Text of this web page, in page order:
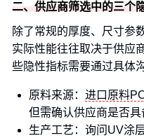
二、供应商筛选中的三个
除了常规的厚度、尺寸参数
实际性能往往取决于供应
些隐性指标需要通过具体
原料来源： 进口原料
但需确认供应商是否
生产工艺：询问UV涂